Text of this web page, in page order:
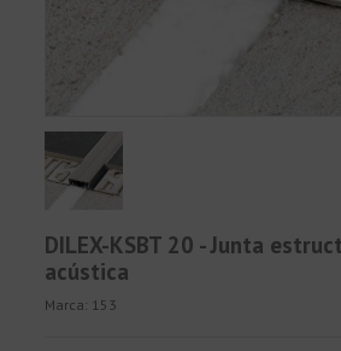
DILEX-KSBT 20 - Junta
acústica
Marca: 153